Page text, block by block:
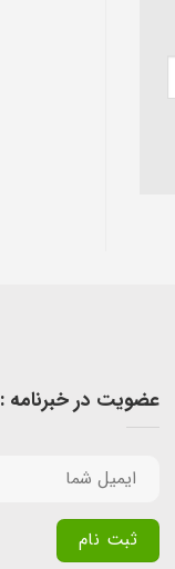
عضویت در خبرنامه :